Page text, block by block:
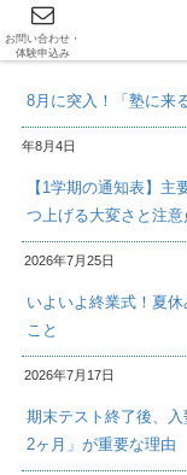
最新情報/
8月に突入！「塾に来
年8月4日
【1学期の通知表】
つ上げる大変さと注意
2026年7月25日
いよいよ終業式！夏
こと
2026年7月17日
期末テスト終了後、
2ヶ月」が重要な理由
お問い合わせ・
体験申込み